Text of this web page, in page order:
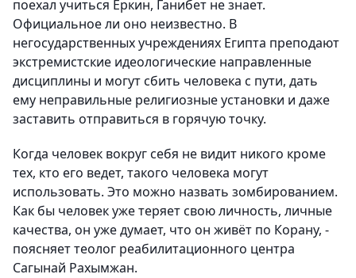
поехал учиться Еркин, Ганибет не знает.
Официальное ли оно неизвестно. В
негосударственных учреждениях Египта преподают
экстремистские идеологические направленные
дисциплины и могут сбить человека с пути, дать
ему неправильные религиозные установки и даже
заставить отправиться в горячую точку.
Когда человек вокруг себя не видит никого кроме
тех, кто его ведет, такого человека могут
использовать. Это можно назвать зомбированием.
Как бы человек уже теряет свою личность, личные
качества, он уже думает, что он живёт по Корану, -
поясняет теолог реабилитационного центра
Сагынай Рахымжан.